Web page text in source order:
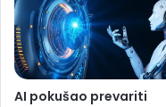
AI pokušao prevariti